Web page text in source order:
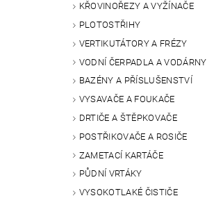
KŘOVINOŘEZY A VYŽÍNAČE
PLOTOSTŘIHY
VERTIKUTÁTORY A FRÉZY
VODNÍ ČERPADLA A VODÁRNY
BAZÉNY A PŘÍSLUŠENSTVÍ
VYSAVAČE A FOUKAČE
DRTIČE A ŠTĚPKOVAČE
POSTŘIKOVAČE A ROSIČE
ZAMETACÍ KARTÁČE
PŮDNÍ VRTÁKY
VYSOKOTLAKÉ ČISTIČE